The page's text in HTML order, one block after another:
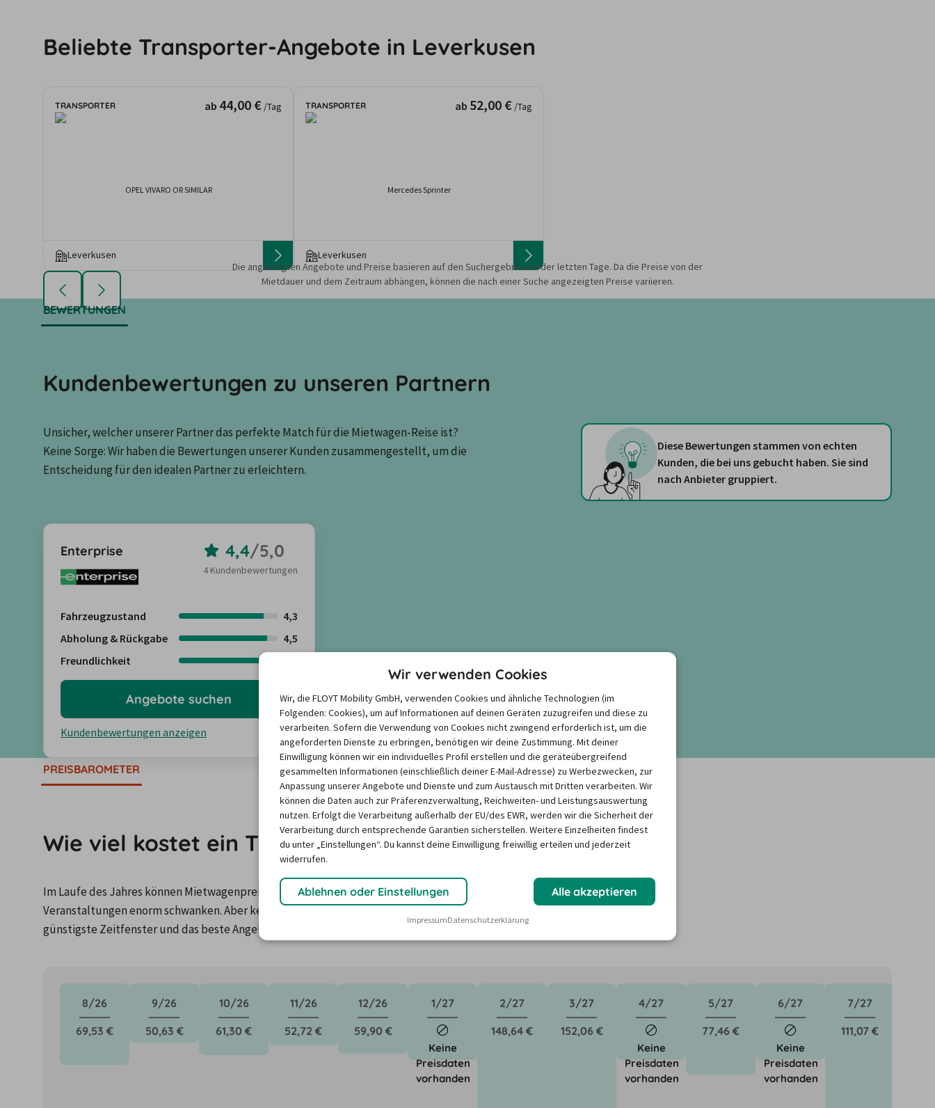
Beliebte Transporter-Angebote in Leverkusen
TRANSPORTER ab 44,00 € /Tag
OPEL VIVARO OR SIMILAR
Leverkusen
TRANSPORTER ab 52,00 € /Tag
Mercedes Sprinter
Leverkusen
Die angezeigten Angebote und Preise basieren auf den Suchergebnissen der letzten Tage. Da die Preise von der
Mietdauer und dem Zeitraum abhängen, können die nach einer Suche angezeigten Preise variieren.
BEWERTUNGEN
Kundenbewertungen zu unseren Partnern
Unsicher, welcher unserer Partner das perfekte Match für die Mietwagen-Reise ist?
Keine Sorge: Wir haben die Bewertungen unserer Kunden zusammengestellt, um die
Entscheidung für den idealen Partner zu erleichtern.
Diese Bewertungen stammen von echten
Kunden, die bei uns gebucht haben. Sie sind
nach Anbieter gruppiert.
Enterprise 4,4/5,0
4 Kundenbewertungen
Fahrzeugzustand
4,3
Abholung & Rückgabe
4,5
Freundlichkeit
Kundenbewertungen anzeigen
Angebote suchen
PREISBAROMETER
Wie viel kostet ein Transporter in Leverkusen?
Im Laufe des Jahres können Mietwagenpreise durch Faktoren wie saisonale Nachfrage, Feiertage oder lokale
Veranstaltungen enorm schwanken. Aber keine Panik: Unser Mietwagen-Preisbarometer hilft immer, das
günstigste Zeitfenster und das beste Angebot für den Mietwagen zu finden – versprochen!
8/26
69,53 €
9/26
50,63 €
10/26
61,30 €
11/26
52,72 €
12/26
59,90 €
1/27
Keine
Preisdaten
vorhanden
2/27
148,64 €
3/27
152,06 €
4/27
Keine
Preisdaten
vorhanden
5/27
77,46 €
6/27
Keine
Preisdaten
vorhanden
7/27
111,07 €
Wir verwenden Cookies
Wir, die FLOYT Mobility GmbH, verwenden Cookies und ähnliche Technologien (im
Folgenden: Cookies), um auf Informationen auf deinen Geräten zuzugreifen und diese zu
verarbeiten. Sofern die Verwendung von Cookies nicht zwingend erforderlich ist, um die
angeforderten Dienste zu erbringen, benötigen wir deine Zustimmung. Mit deiner
Einwilligung können wir ein individuelles Profil erstellen und die geräteübergreifend
gesammelten Informationen (einschließlich deiner E-Mail-Adresse) zu Werbezwecken, zur
Anpassung unserer Angebote und Dienste und zum Austausch mit Dritten verarbeiten. Wir
können die Daten auch zur Präferenzverwaltung, Reichweiten- und Leistungsauswertung
nutzen. Erfolgt die Verarbeitung außerhalb der EU/des EWR, werden wir die Sicherheit der
Verarbeitung durch entsprechende Garantien sicherstellen. Weitere Einzelheiten findest
du unter „Einstellungen“. Du kannst deine Einwilligung freiwillig erteilen und jederzeit
widerrufen.
Ablehnen oder Einstellungen Alle akzeptieren
ImpressumDatenschutzerklärung